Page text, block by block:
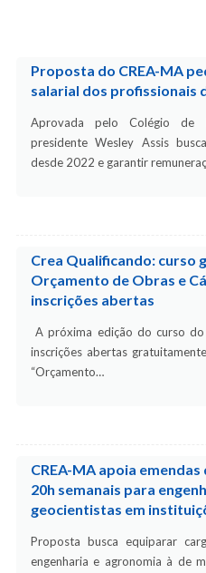
Proposta do CREA-MA
salarial dos profissionais
Aprovada pelo Colégio de
presidente Wesley Assis
desde 2022 e garantir
Crea Qualificando: curso
Orçamento de Obras e
inscrições abertas
A próxima edição do curso
inscrições abertas
“Orçamento…
CREA-MA apoia
20h semanais para
geocientistas em
Proposta busca equiparar
engenharia e agronomia à de